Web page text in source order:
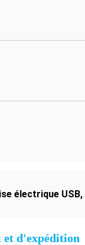
électrique USB,
et d'expédition